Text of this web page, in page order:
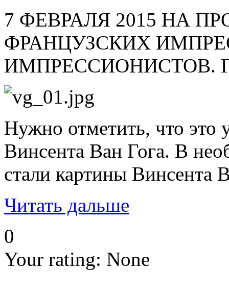
7 ФЕВРАЛЯ 2015 НА
ФРАНЦУЗСКИХ
ИМПРЕССИОНИСТОВ.
Нужно отметить, что это
Винсента Ван Гога. В
стали картины Винсента
Читать дальше
0
Your rating: None